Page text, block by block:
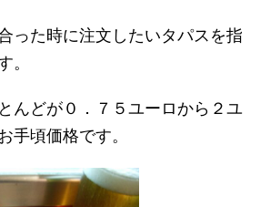
った時に注文したいタパスを指
。
んどが０．７５ユーロから２ユ
手頃価格です。